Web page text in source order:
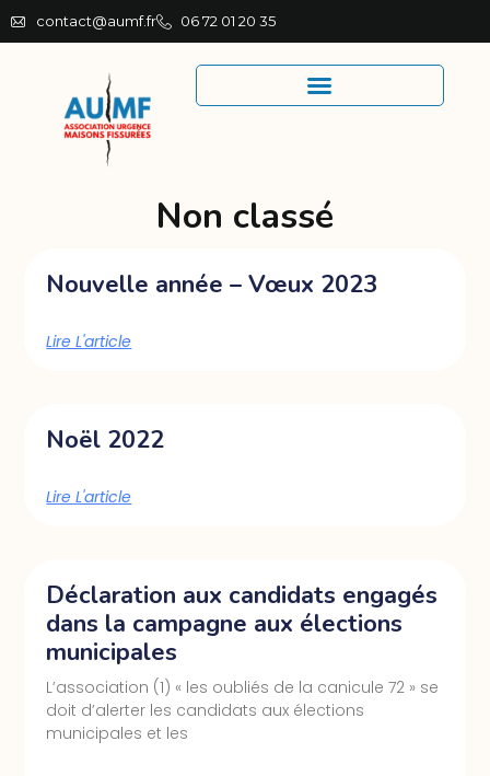
contact@aumf.fr 06 72 01 20 35
Non classé
Nouvelle année – Vœux 2023
Lire L'article
Noël 2022
Lire L'article
Déclaration aux candidats engagés
dans la campagne aux élections
municipales
L’association (1) « les oubliés de la canicule 72 » se
doit d’alerter les candidats aux élections
municipales et les